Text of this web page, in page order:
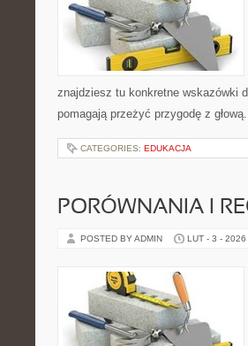
znajdziesz tu konkretne wskazówki
pomagają przeżyć przygodę z
CATEGORIES: EDUKACJA
PORÓWNANIA I
POSTED BY ADMIN LUT - 3 - 2026